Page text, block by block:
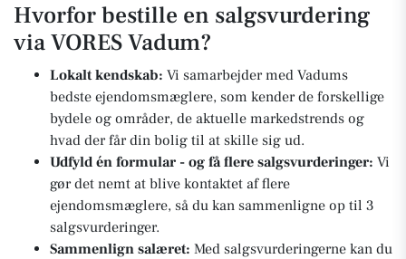
Hvorfor bestille en salgsvurdering
via VORES Vadum?
Lokalt kendskab: Vi samarbejder med Vadums
bedste ejendomsmæglere, som kender de forskellige
bydele og områder, de aktuelle markedstrends og
hvad der får din bolig til at skille sig ud.
Udfyld én formular - og få flere salgsvurderinger: Vi
gør det nemt at blive kontaktet af flere
ejendomsmæglere, så du kan sammenligne op til 3
salgsvurderinger.
Sammenlign salæret: Med salgsvurderingerne kan du